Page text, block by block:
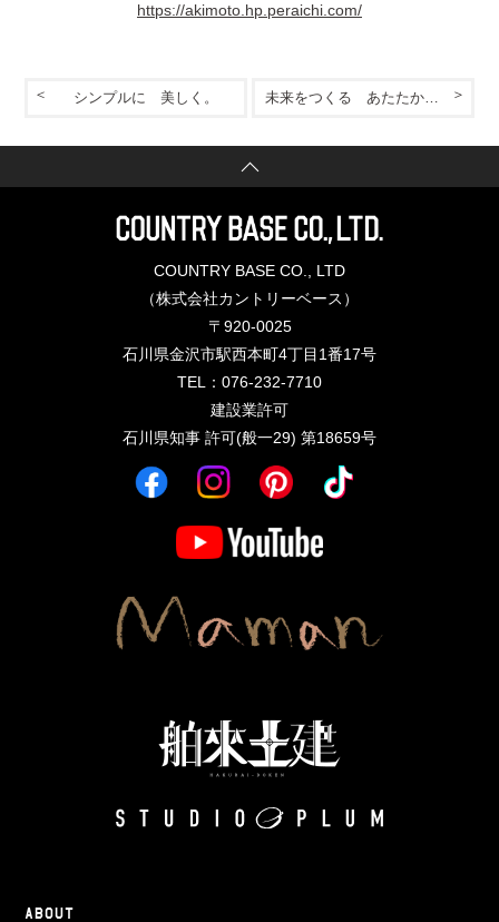
https://akimoto.hp.peraichi.com/
シンプルに 美しく。 未来をつくる あたたかな家
COUNTRY BASE CO., LTD
（株式会社カントリーベース）
〒920-0025
石川県金沢市駅西本町4丁目1番17号
TEL：076-232-7710
建設業許可
石川県知事 許可(般一29) 第18659号
ABOUT